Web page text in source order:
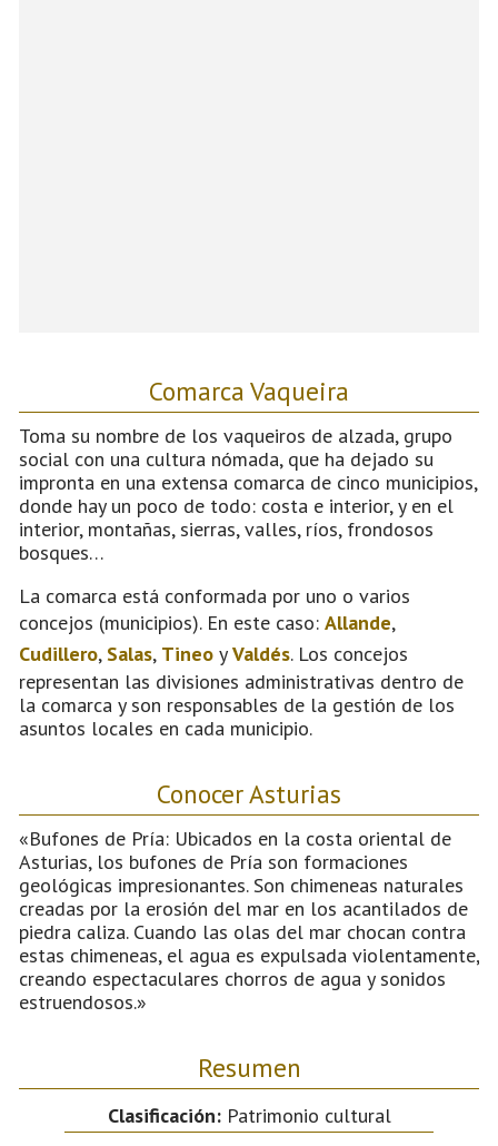
Comarca Vaqueira
Toma su nombre de los vaqueiros de alzada, grupo
social con una cultura nómada, que ha dejado su
impronta en una extensa comarca de cinco municipios,
donde hay un poco de todo: costa e interior, y en el
interior, montañas, sierras, valles, ríos, frondosos
bosques…
La comarca está conformada por uno o varios
concejos (municipios). En este caso: Allande,
Cudillero, Salas, Tineo yValdés. Los concejos
representan las divisiones administrativas dentro de
la comarca y son responsables de la gestión de los
asuntos locales en cada municipio.
Conocer Asturias
«Bufones de Pría: Ubicados en la costa oriental de
Asturias, los bufones de Pría son formaciones
geológicas impresionantes. Son chimeneas naturales
creadas por la erosión del mar en los acantilados de
piedra caliza. Cuando las olas del mar chocan contra
estas chimeneas, el agua es expulsada violentamente,
creando espectaculares chorros de agua y sonidos
estruendosos.»
Resumen
Clasificación:Patrimonio cultural